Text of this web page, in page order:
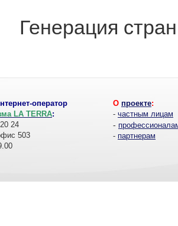
Генерация
оператор
LA TERRA:
24
503
О проекте:
- частным лицам
-
- партнерам